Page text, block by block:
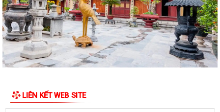
Hưng
Công tác chuẩn bị tổ chức Lễ hội Đình - Đền - Chùa Xuân Úc năm 2026
TẬP HUẤN CÔNG TÁC ĐẢNG PHÍ TẠI XÃ CHẤN HƯNG
HỘI NGHỊ TỔNG KẾT PHONG TRÀO TOÀN DÂN BẢO VỆ AN NINH TỔ
Giấy mời Tiếp công dân định kỳ tuần 03 tháng 3 năm 2026
LIÊN KẾT WEB SITE